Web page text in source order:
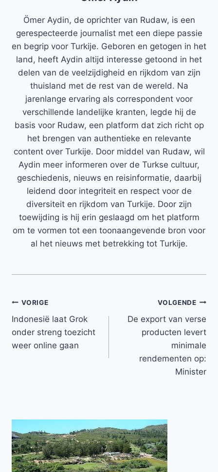
Ömer Aydin, de oprichter van Rudaw, is een
gerespecteerde journalist met een diepe passie
en begrip voor Turkije. Geboren en getogen in het
land, heeft Aydin altijd interesse getoond in het
delen van de veelzijdigheid en rijkdom van zijn
thuisland met de rest van de wereld. Na
jarenlange ervaring als correspondent voor
verschillende landelijke kranten, legde hij de
basis voor Rudaw, een platform dat zich richt op
het brengen van authentieke en relevante
content over Turkije. Door middel van Rudaw, wil
Aydin meer informeren over de Turkse cultuur,
geschiedenis, nieuws en reisinformatie, daarbij
leidend door integriteit en respect voor de
diversiteit en rijkdom van Turkije. Door zijn
toewijding is hij erin geslaagd om het platform
om te vormen tot een toonaangevende bron voor
al het nieuws met betrekking tot Turkije.
Bericht
navigatie
VORIGE
Indonesië laat Grok
onder streng toezicht
weer online gaan
VOLGENDE
De export van verse
producten levert
minimale
rendementen op:
Minister